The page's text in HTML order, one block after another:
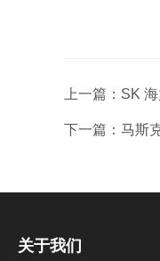
上一篇： SK
下一篇： 马斯
关于我们